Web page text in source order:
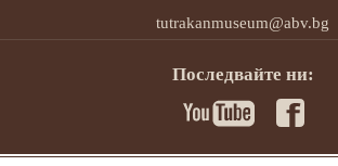
tutrakanmuseum@abv.bg
Последвайте ни: